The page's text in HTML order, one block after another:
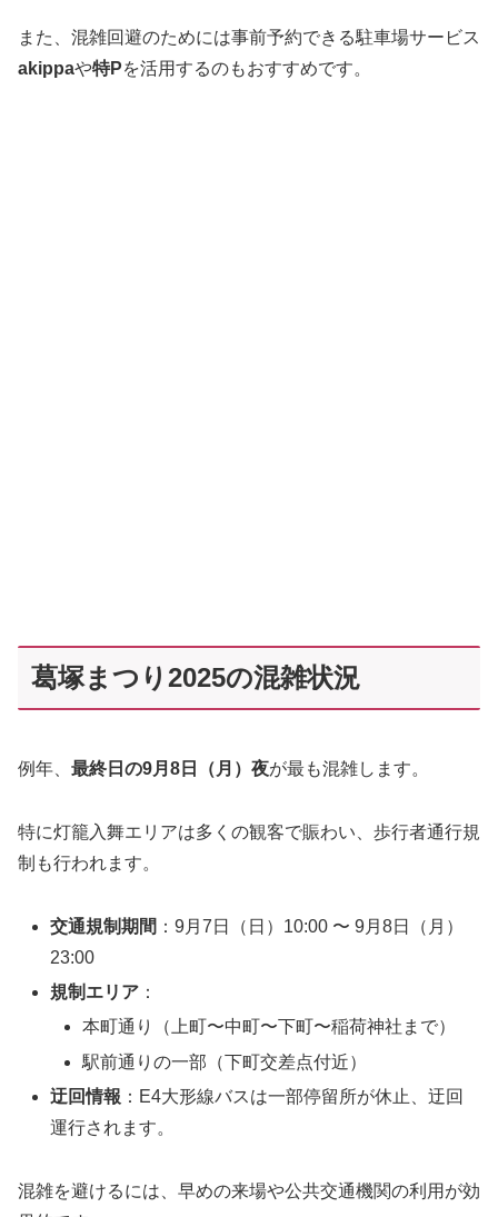
また、混雑回避のためには事前予約できる駐車場サービス
akippaや特Pを活用するのもおすすめです。
葛塚まつり2025の混雑状況
例年、 最終日の9月8日（月）夜が最も混雑します。
特に灯籠入舞エリアは多くの観客で賑わい、歩行者通行規
制も行われます。
交通規制期間 ：9月7日（日）10:00 〜 9月8日（月）
23:00
規制エリア ：
本町通り（上町〜中町〜下町〜稲荷神社まで）
駅前通りの一部（下町交差点付近）
迂回情報 ：E4大形線バスは一部停留所が休止、迂回
運行されます。
混雑を避けるには、早めの来場や公共交通機関の利用が効